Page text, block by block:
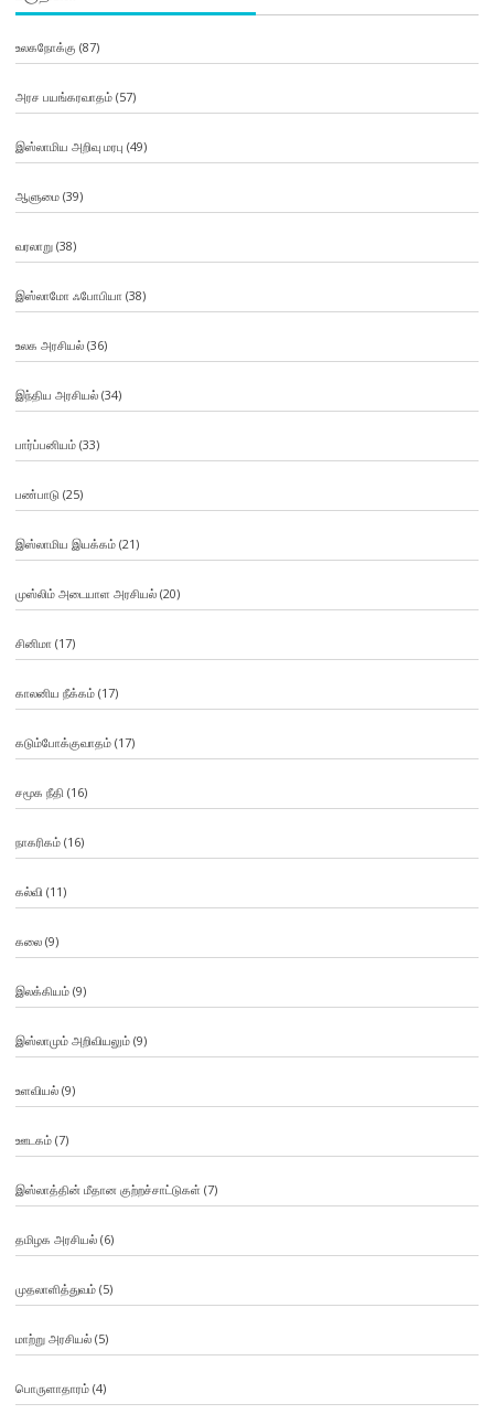
உலகநோக்கு (87)
அரச பயங்கரவாதம்(57)
இஸ்லாமிய அறிவு மரபு (49)
ஆளுமை(39)
வரலாறு(38)
இஸ்லாமோ ஃபோபியா (38)
உலக அரசியல்(36)
இந்திய அரசியல்(34)
பார்ப்பனியம்(33)
பண்பாடு(25)
இஸ்லாமிய இயக்கம்(21)
முஸ்லிம் அடையாள அரசியல்(20)
சினிமா (17)
காலனிய நீக்கம்(17)
கடும்போக்குவாதம்(17)
சமூக நீதி (16)
நாகரிகம்(16)
கல்வி (11)
கலை(9)
இலக்கியம்(9)
இஸ்லாமும் அறிவியலும்(9)
உளவியல்(9)
ஊடகம்(7)
இஸ்லாத்தின் மீதான குற்றச்சாட்டுகள் (7)
தமிழக அரசியல்(6)
முதலாளித்துவம்(5)
மாற்று அரசியல்(5)
பொருளாதாரம்(4)